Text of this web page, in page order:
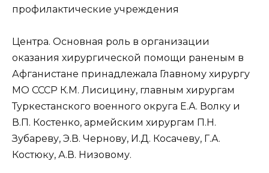
профилактические учреждения
Центра. Основная роль в организации
оказания хирургической помощи раненым в
Афганистане принадлежала Главному хирургу
МО СССР К.М. Лисицину, главным хирургам
Туркестанского военного округа Е.А. Волку и
В.П. Костенко, армейским хирургам П.Н.
Зубареву, Э.В. Чернову, И.Д. Косачеву, Г.А.
Костюку, А.В. Низовому.